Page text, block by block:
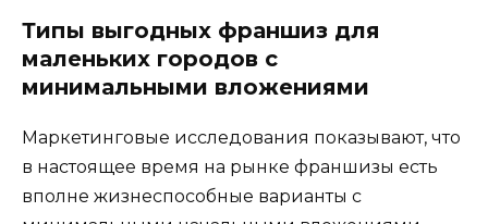
Типы выгодных франшиз для
маленьких городов с
минимальными вложениями
Маркетинговые исследования показывают, что
в настоящее время на рынке франшизы есть
вполне жизнеспособные варианты с